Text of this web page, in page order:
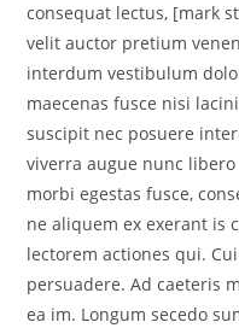
consequat lectus, [mark
velit auctor pretium
interdum vestibulum
maecenas fusce nisi
suscipit nec posuere
viverra augue nunc
morbi egestas fusce,
ne aliquem ex exerant is
lectorem actiones qui.
persuadere. Ad caeteris
ea im. Longum secedo